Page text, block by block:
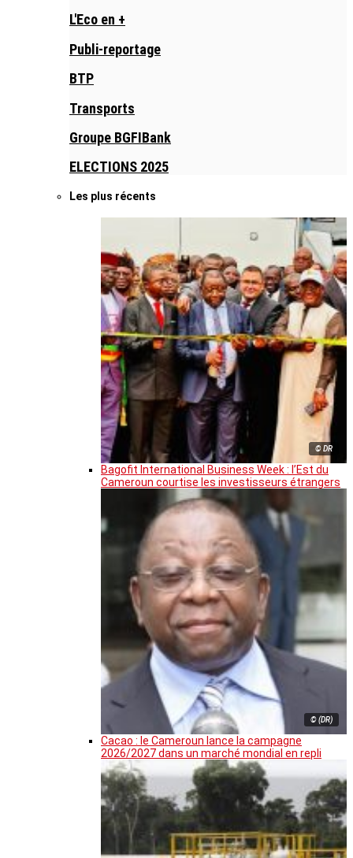
L'Eco en +
Publi-reportage
BTP
Transports
Groupe BGFIBank
ELECTIONS 2025
Les plus récents
© DR
Bagofit International Business Week : l’Est du
Cameroun courtise les investisseurs étrangers
© (DR)
Cacao : le Cameroun lance la campagne
2026/2027 dans un marché mondial en repli